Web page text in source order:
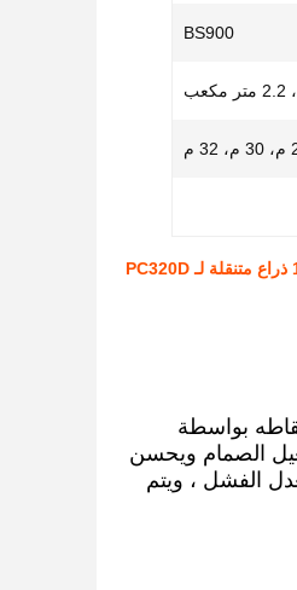
BS900
م
بواسطة
الصمام ويحسن
الفشل ، ويتم